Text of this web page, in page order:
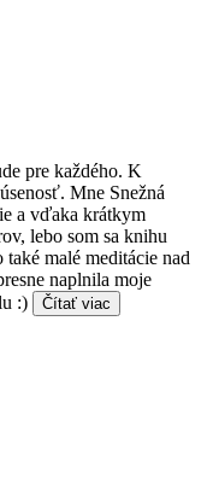
pre každého. K
Mne Snežná
a vďaka krátkym
lebo som sa knihu
malé meditácie nad
naplnila moje
:)
Čítať viac